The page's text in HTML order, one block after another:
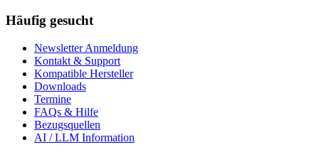
Häufig gesucht
Newsletter Anmeldung
Kontakt & Support
Kompatible Hersteller
Downloads
Termine
FAQs & Hilfe
Bezugsquellen
AI / LLM Information